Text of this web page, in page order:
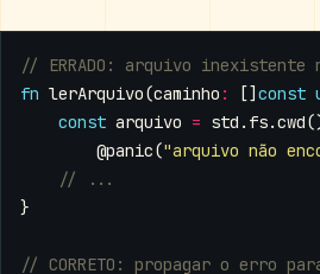
fn lerArquivo(caminho : [] const
const arquivo = std . fs.cwd
@panic("arquivo não
}